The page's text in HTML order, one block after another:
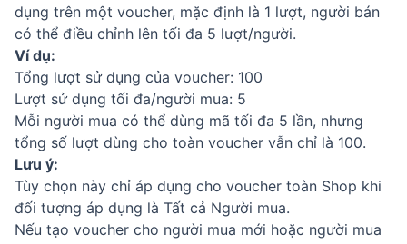
dụng trên một voucher, mặc định là 1 lượt, người bán
có thể điều chỉnh lên tối đa 5 lượt/người.
Ví dụ:
Tổng lượt sử dụng của voucher: 100
Lượt sử dụng tối đa/người mua: 5
Mỗi người mua có thể dùng mã tối đa 5 lần, nhưng
tổng số lượt dùng cho toàn voucher vẫn chỉ là 100.
Lưu ý:
Tùy chọn này chỉ áp dụng cho voucher toàn Shop khi
đối tượng áp dụng là Tất cả Người mua.
Nếu tạo voucher cho người mua mới hoặc người mua